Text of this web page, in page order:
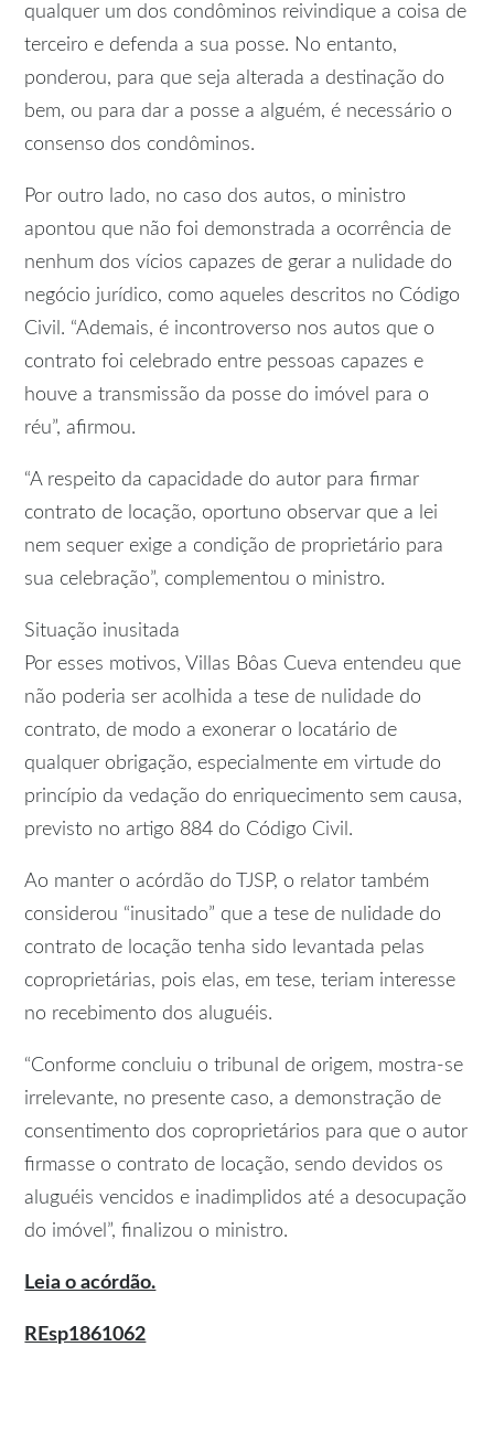
qualquer um dos condôminos reivindique a coisa de
terceiro e defenda a sua posse. No entanto,
ponderou, para que seja alterada a destinação do
bem, ou para dar a posse a alguém, é necessário o
consenso dos condôminos.
Por outro lado, no caso dos autos, o ministro
apontou que não foi demonstrada a ocorrência de
nenhum dos vícios capazes de gerar a nulidade do
negócio jurídico, como aqueles descritos no Código
Civil. “Ademais, é incontroverso nos autos que o
contrato foi celebrado entre pessoas capazes e
houve a transmissão da posse do imóvel para o
réu”, afirmou.
“A respeito da capacidade do autor para firmar
contrato de locação, oportuno observar que a lei
nem sequer exige a condição de proprietário para
sua celebração”, complementou o ministro.
Situação inusitada
Por esses motivos, Villas Bôas Cueva entendeu que
não poderia ser acolhida a tese de nulidade do
contrato, de modo a exonerar o locatário de
qualquer obrigação, especialmente em virtude do
princípio da vedação do enriquecimento sem causa,
previsto no artigo 884 do Código Civil.
Ao manter o acórdão do TJSP, o relator também
considerou “inusitado” que a tese de nulidade do
contrato de locação tenha sido levantada pelas
coproprietárias, pois elas, em tese, teriam interesse
no recebimento dos aluguéis.
“Conforme concluiu o tribunal de origem, mostra-se
irrelevante, no presente caso, a demonstração de
consentimento dos coproprietários para que o autor
firmasse o contrato de locação, sendo devidos os
aluguéis vencidos e inadimplidos até a desocupação
do imóvel”, finalizou o ministro.
Leia o acórdão.
REsp1861062